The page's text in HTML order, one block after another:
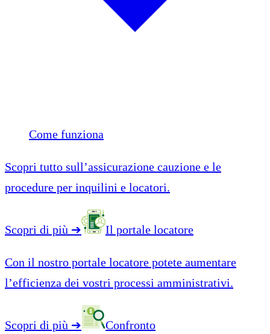
Come funziona
Scopri tutto sull’assicurazione cauzione e le
procedure per inquilini e locatori.
Scopri di più ➔ Il portale locatore
Con il nostro portale locatore potete aumentare
l’efficienza dei vostri processi amministrativi.
Scopri di più ➔ Confronto